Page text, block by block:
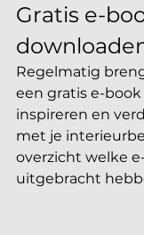
Gratis e-
Regelmatig
een gratis e-
inspireren en
met je
overzicht welke
uitgebracht